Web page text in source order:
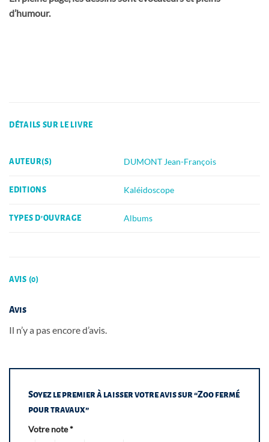
d’humour.
DÉTAILS SUR LE LIVRE
AUTEUR(S) DUMONT Jean-François
EDITIONS Kaléidoscope
TYPES D'OUVRAGE Albums
AVIS (0)
Avis
Il n’y a pas encore d’avis.
Soyez le premier à laisser votre avis sur “Zoo fermé
pour travaux”
Votre note*